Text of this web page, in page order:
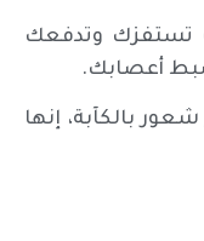
تستفزك وتدفعك
أعصابك.
بالكآبة، إنها